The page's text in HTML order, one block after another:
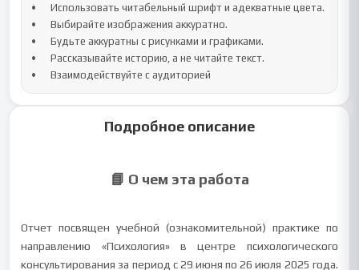
•	Использовать читабельный шрифт и адекватные цвета.
•	Выбирайте изображения аккуратно.
•	Будьте аккуратны с рисунками и графиками.
•	Рассказывайте историю, а не читайте текст.
•	Взаимодействуйте с аудиторией
Подробное описание
📘 О чем эта работа
Отчет посвящен учебной (ознакомительной) практике по
направлению «Психология» в центре психологического
консультирования за период с 29 июня по 26 июля 2025 года.